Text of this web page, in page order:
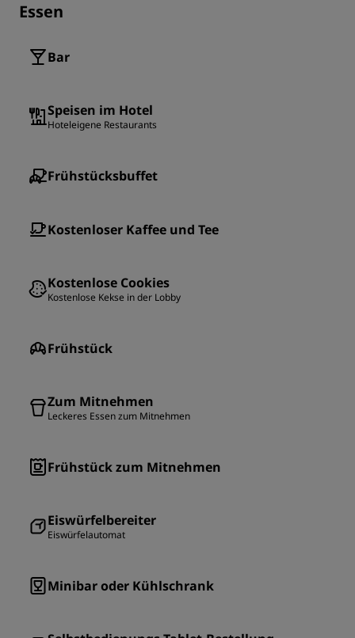
Essen
Bar
Speisen im Hotel
Hoteleigene Restaurants
Frühstücksbuffet
Kostenloser Kaffee und Tee
Kostenlose Cookies
Kostenlose Kekse in der Lobby
Frühstück
Zum Mitnehmen
Leckeres Essen zum Mitnehmen
Frühstück zum Mitnehmen
Eiswürfelbereiter
Eiswürfelautomat
Minibar oder Kühlschrank